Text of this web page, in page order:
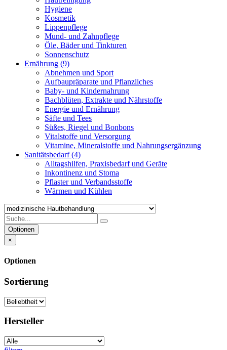
Hygiene
Kosmetik
Lippenpflege
Mund- und Zahnpflege
Öle, Bäder und Tinkturen
Sonnenschutz
Ernährung (9)
Abnehmen und Sport
Aufbaupräparate und Pflanzliches
Baby- und Kindernahrung
Bachblüten, Extrakte und Nährstoffe
Energie und Ernährung
Säfte und Tees
Süßes, Riegel und Bonbons
Vitalstoffe und Versorgung
Vitamine, Mineralstoffe und Nahrungsergänzung
Sanitätsbedarf(4)
Alltagshilfen, Praxisbedarf und Geräte
Inkontinenz und Stoma
Pflaster und Verbandsstoffe
Wärmen und Kühlen
Optionen
×
Optionen
Sortierung
Hersteller